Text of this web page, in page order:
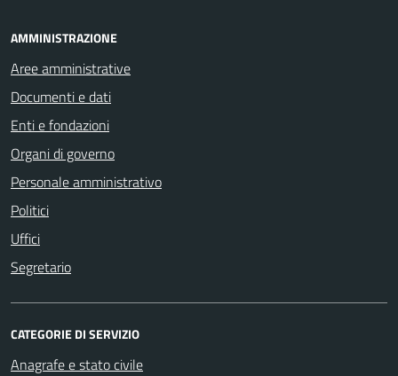
AMMINISTRAZIONE
Aree amministrative
Documenti e dati
Enti e fondazioni
Organi di governo
Personale amministrativo
Politici
Uffici
Segretario
CATEGORIE DI SERVIZIO
Anagrafe e stato civile